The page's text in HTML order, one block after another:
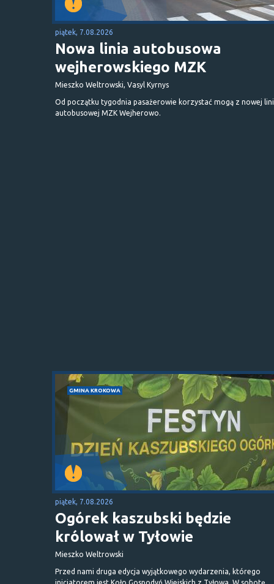
piątek, 7.08.2026
Nowa linia autobusowa
wejherowskiego MZK
Mieszko Weltrowski, Vasyl Kyrnys
Od początku tygodnia pasażerowie korzystać mogą z nowej
autobusowej MZK Wejherowo.
GMINA KROKOWA
piątek, 7.08.2026
Ogórek kaszubski będzie
królował w Tyłowie
Mieszko Weltrowski
Przed nami druga edycja wyjątkowego wydarzenia, którego
inicjatorem jest Koło Gospodyń Wiejskich z Tyłowa. W sobotę